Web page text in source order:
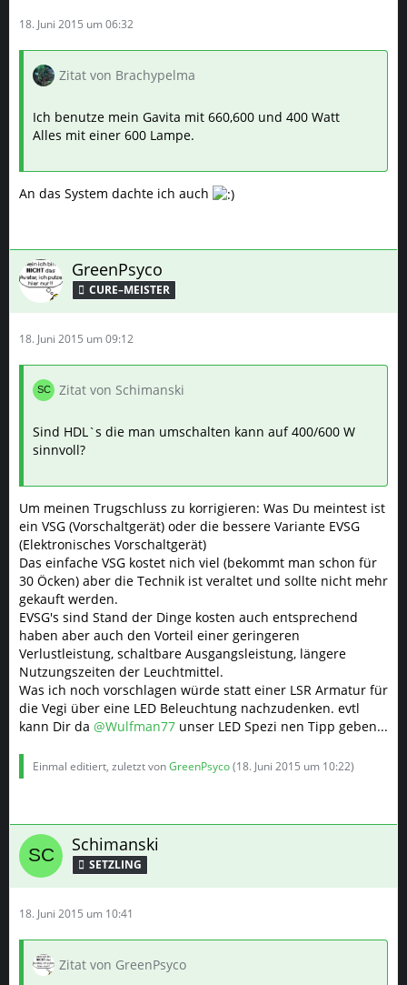
18. Juni 2015 um 06:32
Zitat von Brachypelma
Ich benutze mein Gavita mit 660,600 und 400 Watt
Alles mit einer 600 Lampe.
An das System dachte ich auch
GreenPsyco
CURE–MEISTER
18. Juni 2015 um 09:12
Zitat von Schimanski
Sind HDL`s die man umschalten kann auf 400/600 W
sinnvoll?
Um meinen Trugschluss zu korrigieren: Was Du meintest ist
ein VSG (Vorschaltgerät) oder die bessere Variante EVSG
(Elektronisches Vorschaltgerät)
Das einfache VSG kostet nich viel (bekommt man schon für
30 Öcken) aber die Technik ist veraltet und sollte nicht mehr
gekauft werden.
EVSG's sind Stand der Dinge kosten auch entsprechend
haben aber auch den Vorteil einer geringeren
Verlustleistung, schaltbare Ausgangsleistung, längere
Nutzungszeiten der Leuchtmittel.
Was ich noch vorschlagen würde statt einer LSR Armatur für
die Vegi über eine LED Beleuchtung nachzudenken. evtl
kann Dir da @Wulfman77 unser LED Spezi nen Tipp geben...
Einmal editiert, zuletzt vonGreenPsyco(18. Juni 2015 um 10:22)
Schimanski
SETZLING
18. Juni 2015 um 10:41
Zitat von GreenPsyco